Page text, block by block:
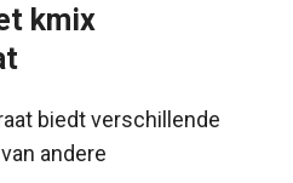
kmix
biedt verschillende
andere